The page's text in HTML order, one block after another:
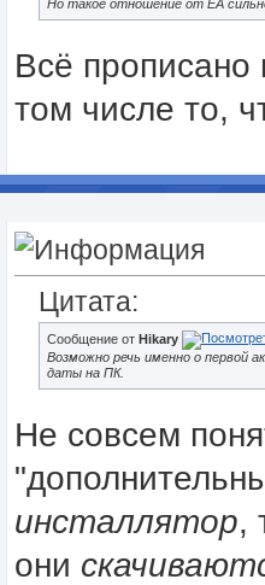
Но такое отношение от ЕА
Всё прописано
том числе то,
Цитата:
Сообщение от Hikary
Возможно речь именно о первой
даты на ПК.
Не совсем
инсталлятор,
они